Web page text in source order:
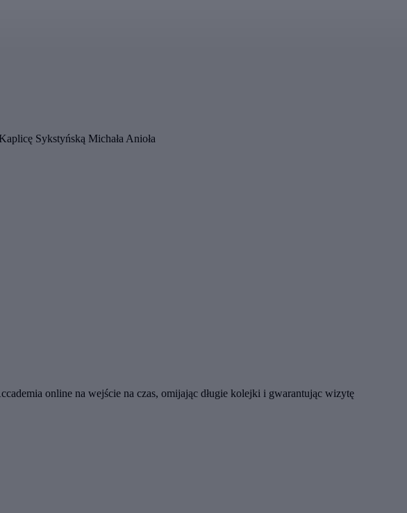
Sykstyńską Michała Anioła
online na wejście na czas, omijając długie kolejki i gwarantując wizytę